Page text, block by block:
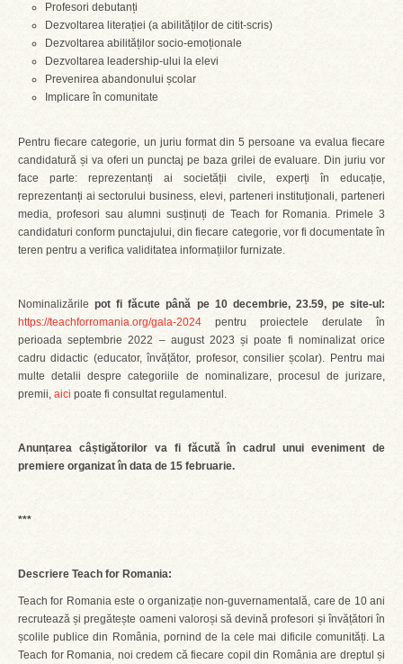
Profesori debutanți
Dezvoltarea literației (a abilităților de citit-scris)
Dezvoltarea abilităților socio-emoționale
Dezvoltarea leadership-ului la elevi
Prevenirea abandonului școlar
Implicare în comunitate
Pentru fiecare categorie, un juriu format din 5 persoane va evalua fiecare
candidatură și va oferi un punctaj pe baza grilei de evaluare. Din juriu vor
face parte: reprezentanți ai societății civile, experți în educație,
reprezentanți ai sectorului business, elevi, parteneri instituționali, parteneri
media, profesori sau alumni susținuți de Teach for Romania. Primele 3
candidaturi conform punctajului, din fiecare categorie, vor fi documentate în
teren pentru a verifica validitatea informațiilor furnizate.
Nominalizărilepot fi făcute până pe 10 decembrie, 23.59, pe site-ul:
https://teachforromania.org/gala-2024 pentru proiectele derulate în
perioada septembrie 2022 – august 2023 și poate fi nominalizat orice
cadru didactic (educator, învățător, profesor, consilier școlar). Pentru mai
multe detalii despre categoriile de nominalizare, procesul de jurizare,
premii, aici poate fi consultat regulamentul.
Anunțarea câștigătorilor va fi făcută în cadrul unui eveniment de
premiere organizat în data de 15 februarie.
***
Descriere Teach for Romania:
Teach for Romania este o organizație non-guvernamentală, care de 10 ani
recrutează și pregătește oameni valoroși să devină profesori și învățători în
școlile publice din România, pornind de la cele mai dificile comunități. La
Teach for Romania, noi credem că fiecare copil din România are dreptul și